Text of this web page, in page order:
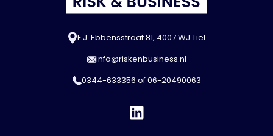
F.J. Ebbensstraat 81, 4007 WJ Tiel
info@riskenbusiness.nl
0344-633356 of06-20490063